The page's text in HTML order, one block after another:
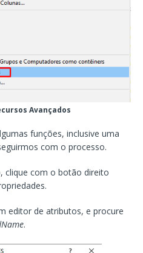
Avançados
funções, inclusive uma
com o processo.
clique com o botão direito
editor de atributos, e procure
.